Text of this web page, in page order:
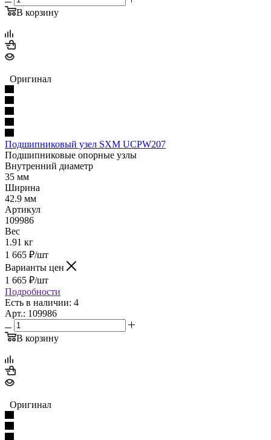
В корзину
Оригинал
Подшипниковый узел SXM UCPW207
Подшипниковые опорные узлы
Внутренний диаметр
35 мм
Ширина
42.9 мм
Артикул
109986
Вес
1.91 кг
1 665 ₽/шт
Варианты цен
1 665 ₽/шт
Подробности
Есть в наличии: 4
Арт.: 109986
В корзину
Оригинал